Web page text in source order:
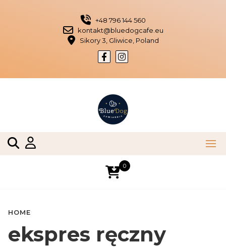
+48 796 144 560
kontakt@bluedogcafe.eu
Sikory 3, Gliwice, Poland
0
HOME
ekspres ręczny